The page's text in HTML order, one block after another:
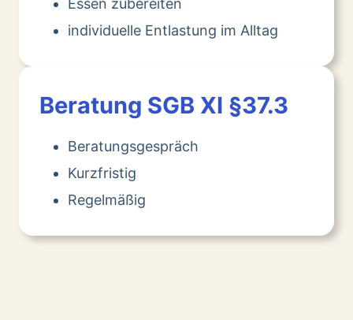
individuelle Entlastung im Alltag
Beratung SGB XI §37.3
Beratungsgespräch
Kurzfristig
Regelmäßig